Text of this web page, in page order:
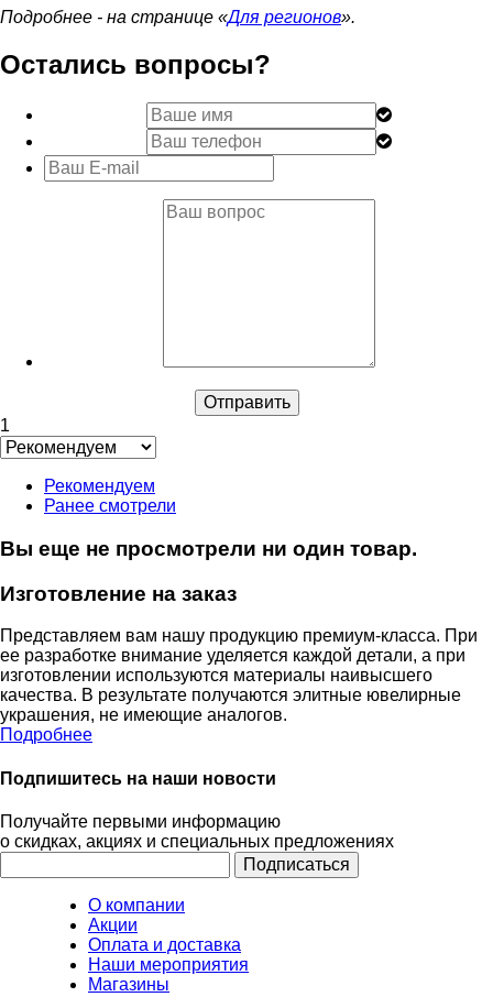
Подробнее - на странице «Для регионов».
Остались вопросы?
1
Рекомендуем
Ранее смотрели
Вы еще не просмотрели ни один товар.
Изготовление на заказ
Представляем вам нашу продукцию премиум-класса. При
ее разработке внимание уделяется каждой детали, а при
изготовлении используются материалы наивысшего
качества. В результате получаются элитные ювелирные
украшения, не имеющие аналогов.
Подробнее
Подпишитесь на наши новости
Получайте первыми информацию
о скидках, акциях и специальных предложениях
О компании
Акции
Оплата и доставка
Наши мероприятия
Магазины